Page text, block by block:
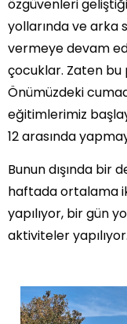
özgüvenleri
yollarında ve arka
vermeye devam
çocuklar. Zaten bu
Önümüzdeki
eğitimlerimiz
12 arasında
Bunun dışında bir
haftada ortalama
yapılıyor, bir gün
aktiviteler yapılıyor.